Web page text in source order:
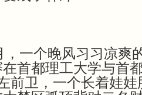
，一个晚风习习凉爽
首都理工大学与首
前卫，一个长着娃